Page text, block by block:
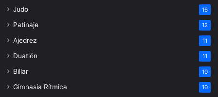
Judo 16
Patinaje 12
Ajedrez 11
Duatlón 11
Billar 10
Gimnasia Rítmica 10